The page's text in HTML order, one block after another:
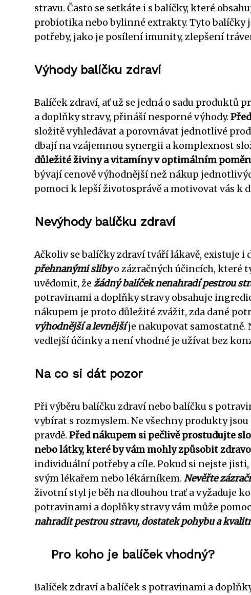
stravu. Často se setkáte i s balíčky, které
probiotika nebo bylinné extrakty. Tyto balíčky
potřeby, jako je posílení imunity, zlepšení
Výhody balíčku zdraví
Balíček zdraví, ať už se jedná o sadu produktů
a doplňky stravy, přináší nesporné výhody.
složitě vyhledávat a porovnávat jednotlivé
dbají na vzájemnou synergii a komplexnost
důležité živiny a vitamíny v optimálním
bývají cenově výhodnější než nákup
pomoci k lepší životosprávě a motivovat vás k
Nevýhody balíčku zdraví
Ačkoliv se balíčky zdraví tváří lákavě, existuje i
přehnanými slibyo zázračných účincích, které
uvědomit, že žádný balíček nenahradí pestrou
potravinami a doplňky stravy obsahuje
nákupem je proto důležité zvážit, zda dané
výhodnější a levnějšíje nakupovat samostatně.
vedlejší účinky a není vhodné je užívat bez
Na co si dát pozor
Při výběru balíčku zdraví nebo balíčku s
vybírat s rozmyslem. Ne všechny produkty
pravdě. Před nákupem si pečlivě prostudujte
nebo látky, které by vám mohly způsobit
individuální potřeby a cíle. Pokud si nejste jisti,
svým lékařem nebo lékárníkem. Nevěřte
životní styl je běh na dlouhou trať a vyžaduje
potravinami a doplňky stravy vám může
nahradit pestrou stravu, dostatek pohybu a
Pro koho je balíček vhodný?
Balíček zdraví a balíček s potravinami a